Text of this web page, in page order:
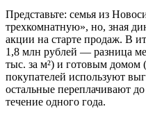
Представьте: семья из
трехкомнатную», но, зная
акции на старте продаж. В
1,8 млн рублей — разница
тыс. за м²) и готовым домом
покупателей используют
остальные переплачивают
течение одного года.